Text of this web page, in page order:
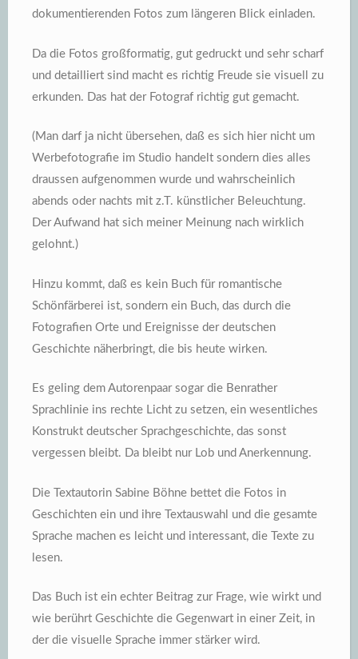
dokumentierenden Fotos zum längeren Blick einladen.
Da die Fotos großformatig, gut gedruckt und sehr scharf
und detailliert sind macht es richtig Freude sie visuell zu
erkunden. Das hat der Fotograf richtig gut gemacht.
(Man darf ja nicht übersehen, daß es sich hier nicht um
Werbefotografie im Studio handelt sondern dies alles
draussen aufgenommen wurde und wahrscheinlich
abends oder nachts mit z.T. künstlicher Beleuchtung.
Der Aufwand hat sich meiner Meinung nach wirklich
gelohnt.)
Hinzu kommt, daß es kein Buch für romantische
Schönfärberei ist, sondern ein Buch, das durch die
Fotografien Orte und Ereignisse der deutschen
Geschichte näherbringt, die bis heute wirken.
Es geling dem Autorenpaar sogar die Benrather
Sprachlinie ins rechte Licht zu setzen, ein wesentliches
Konstrukt deutscher Sprachgeschichte, das sonst
vergessen bleibt. Da bleibt nur Lob und Anerkennung.
Die Textautorin Sabine Böhne bettet die Fotos in
Geschichten ein und ihre Textauswahl und die gesamte
Sprache machen es leicht und interessant, die Texte zu
lesen.
Das Buch ist ein echter Beitrag zur Frage, wie wirkt und
wie berührt Geschichte die Gegenwart in einer Zeit, in
der die visuelle Sprache immer stärker wird.